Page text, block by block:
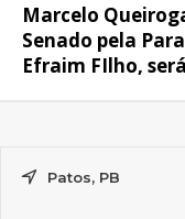
Marcelo
Senado pela
Efraim FIlho,
Patos, PB